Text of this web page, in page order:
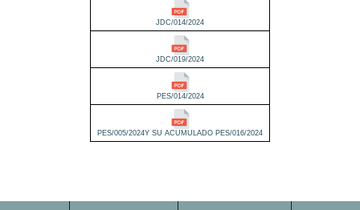
JDC/014/2024
JDC/019/2024
PES/014/2024
PES/005/2024Y SU ACUMULADO PES/016/2024